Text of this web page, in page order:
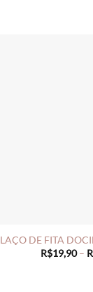
LAÇO DE FITA
R$19,90 –